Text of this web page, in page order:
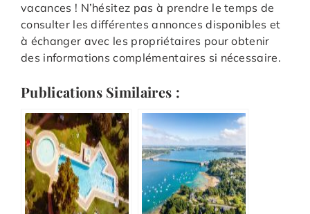
vacances ! N’hésitez pas à prendre le temps de
consulter les différentes annonces disponibles et
à échanger avec les propriétaires pour obtenir
des informations complémentaires si nécessaire.
Publications Similaires :